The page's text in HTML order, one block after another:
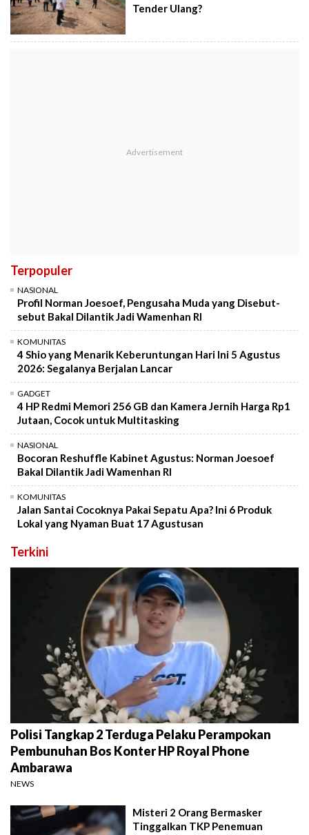
Tender Ulang?
Terpopuler
NASIONAL
Profil Norman Joesoef, Pengusaha Muda yang Disebut-
sebut Bakal Dilantik Jadi Wamenhan RI
KOMUNITAS
4 Shio yang Menarik Keberuntungan Hari Ini 5 Agustus
2026: Segalanya Berjalan Lancar
GADGET
4 HP Redmi Memori 256 GB dan Kamera Jernih Harga Rp1
Jutaan, Cocok untuk Multitasking
NASIONAL
Bocoran Reshuffle Kabinet Agustus: Norman Joesoef
Bakal Dilantik Jadi Wamenhan RI
KOMUNITAS
Jalan Santai Cocoknya Pakai Sepatu Apa? Ini 6 Produk
Lokal yang Nyaman Buat 17 Agustusan
Terkini
Polisi Tangkap 2 Terduga Pelaku Perampokan
Pembunuhan Bos Konter HP Royal Phone
Ambarawa
NEWS
Misteri 2 Orang Bermasker
Tinggalkan TKP Penemuan